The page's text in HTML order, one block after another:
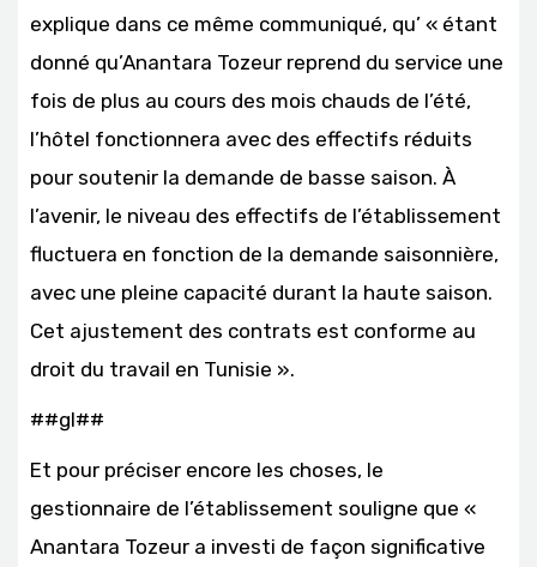
explique dans ce même communiqué, qu’ « étant
donné qu’Anantara Tozeur reprend du service une
fois de plus au cours des mois chauds de l’été,
l’hôtel fonctionnera avec des effectifs réduits
pour soutenir la demande de basse saison. À
l’avenir, le niveau des effectifs de l’établissement
fluctuera en fonction de la demande saisonnière,
avec une pleine capacité durant la haute saison.
Cet ajustement des contrats est conforme au
droit du travail en Tunisie ».
##gl##
Et pour préciser encore les choses, le
gestionnaire de l’établissement souligne que «
Anantara Tozeur a investi de façon significative